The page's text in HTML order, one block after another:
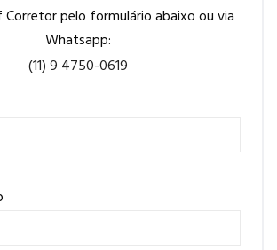
Corretor pelo formulário abaixo ou via
Whatsapp:
(11) 9 4750-0619